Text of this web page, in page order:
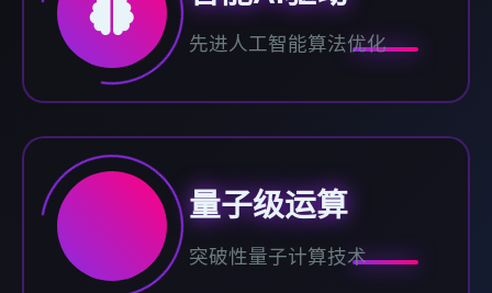
先进人工智能算法优化
量子级运算
突破性量子计算技术